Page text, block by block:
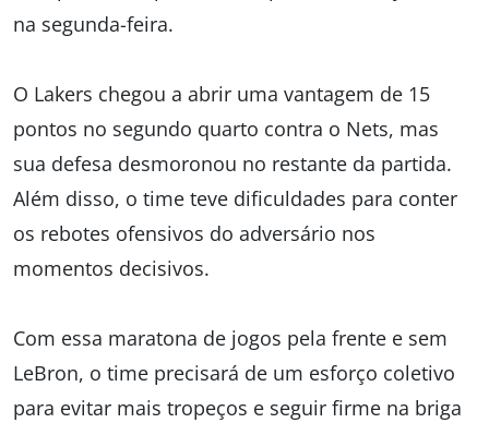
na segunda-feira.
O Lakers chegou a abrir uma vantagem de 15
pontos no segundo quarto contra o Nets, mas
sua defesa desmoronou no restante da partida.
Além disso, o time teve dificuldades para conter
os rebotes ofensivos do adversário nos
momentos decisivos.
Com essa maratona de jogos pela frente e sem
LeBron, o time precisará de um esforço coletivo
para evitar mais tropeços e seguir firme na briga